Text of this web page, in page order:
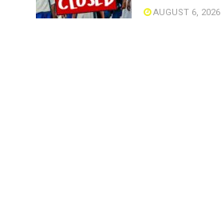
AUGUST 6, 2026